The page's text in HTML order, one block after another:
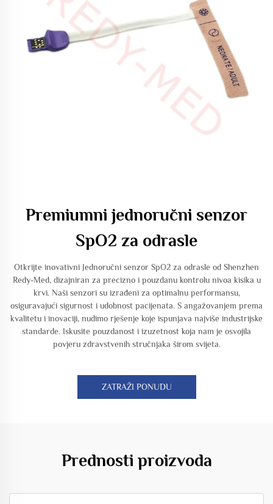
Premiumni jednoručni senzor
SpO2 za odrasle
Otkrijte inovativni Jednoručni senzor SpO2 za odrasle od Shenzhen
Redy-Med, dizajniran za precizno i pouzdanu kontrolu nivoa kisika u
krvi. Naši senzori su izrađeni za optimalnu performansu,
osiguravajući sigurnost i udobnost pacijenata. S angažovanjem prema
kvalitetu i inovaciji, nudimo rješenje koje ispunjava najviše industrijske
standarde. Iskusite pouzdanost i izuzetnost koja nam je osvojila
povjeru zdravstvenih stručnjaka širom svijeta.
ZATRAŽI PONUDU
Prednosti proizvoda